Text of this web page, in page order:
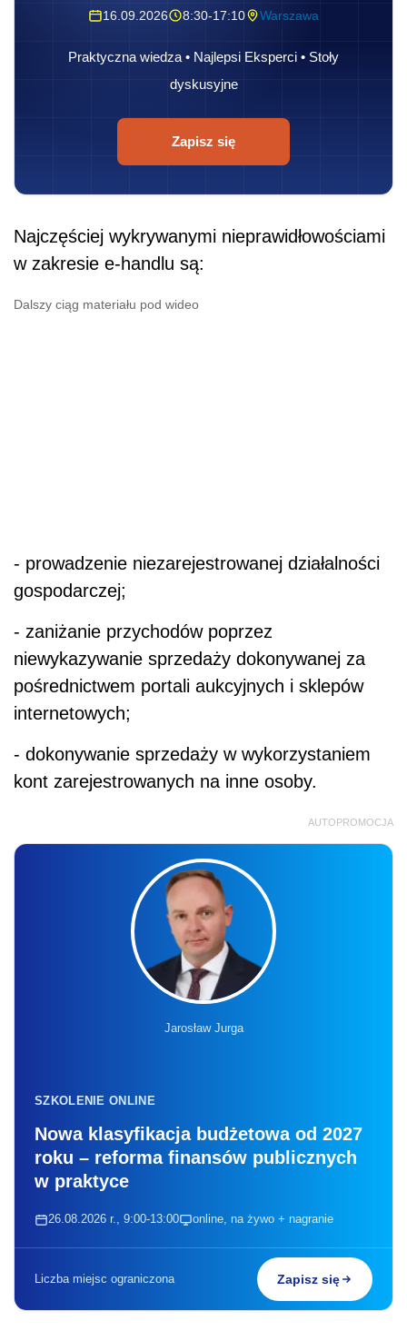
16.09.2026 8:30-17:10 Warszawa
Praktyczna wiedza • Najlepsi Eksperci • Stoły
dyskusyjne
Zapisz się
Najczęściej wykrywanymi nieprawidłowościami
w zakresie e-handlu są:
Dalszy ciąg materiału pod wideo
- prowadzenie niezarejestrowanej działalności
gospodarczej;
- zaniżanie przychodów poprzez
niewykazywanie sprzedaży dokonywanej za
pośrednictwem portali aukcyjnych i sklepów
internetowych;
- dokonywanie sprzedaży w wykorzystaniem
kont zarejestrowanych na inne osoby.
AUTOPROMOCJA
Jarosław Jurga
SZKOLENIE ONLINE
Nowa klasyfikacja budżetowa od 2027
roku – reforma finansów publicznych
w praktyce
26.08.2026 r., 9:00-13:00 online, na żywo + nagranie
Liczba miejsc ograniczona Zapisz się